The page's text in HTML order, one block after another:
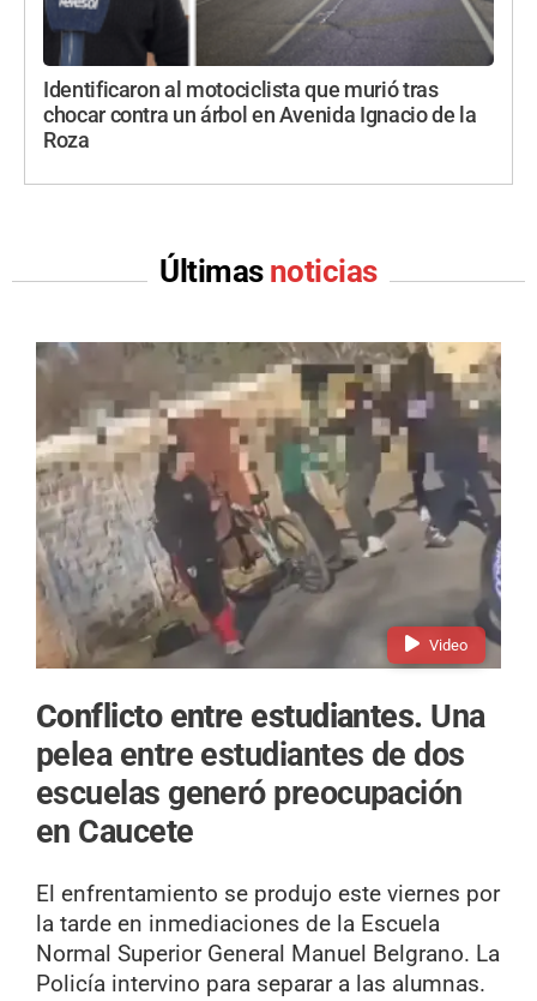
Identificaron al motociclista que murió tras
chocar contra un árbol en Avenida Ignacio de la
Roza
Últimas noticias
Video
Conflicto entre estudiantes. Una
pelea entre estudiantes de dos
escuelas generó preocupación
en Caucete
El enfrentamiento se produjo este viernes por
la tarde en inmediaciones de la Escuela
Normal Superior General Manuel Belgrano. La
Policía intervino para separar a las alumnas.